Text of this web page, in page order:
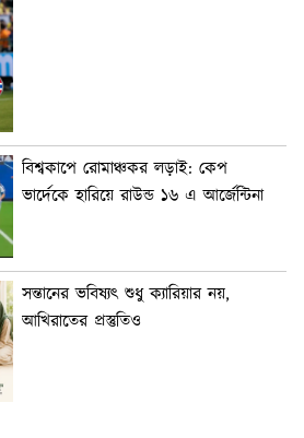
বিশ্বকাপে রোমাঞ্চকর লড়াই: কেপ
ভার্দেকে হারিয়ে রাউন্ড ১৬ এ আর্জেন্টিনা
সন্তানের ভবিষ্যৎ শুধু ক্যারিয়ার নয়,
আখিরাতের প্রস্তুতিও